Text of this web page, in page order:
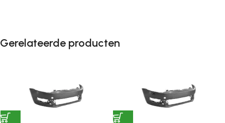
Gerelateerde producten